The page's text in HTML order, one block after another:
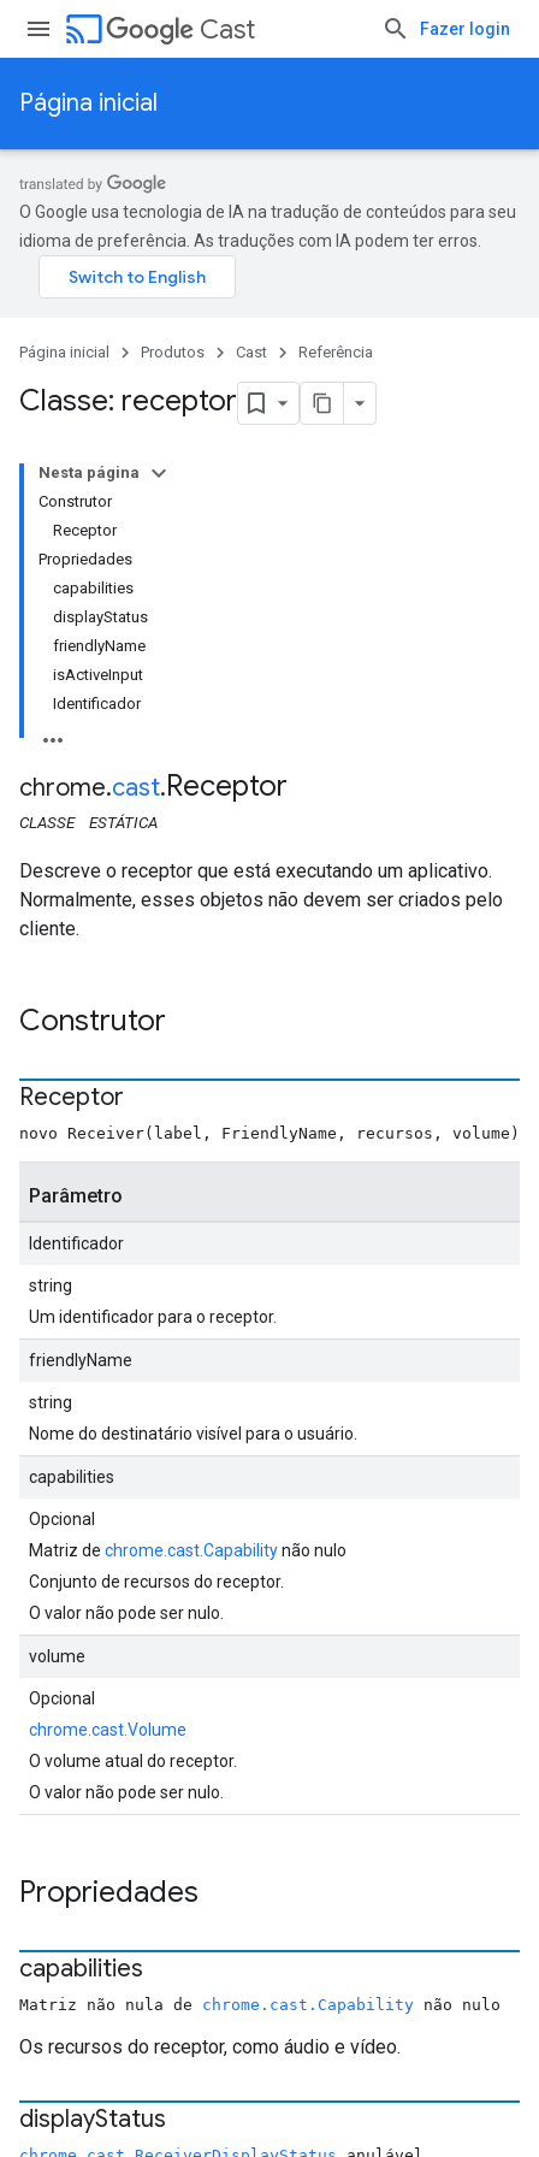
cast Cast Fazer login
Página inicial
O Google usa tecnologia de IA na tradução de conteúdos para seu
idioma de preferência. As traduções com IA podem ter erros.
Página inicial Produtos Cast Referência
Classe: receptor
Nesta página
Construtor
Receptor
Propriedades
capabilities
displayStatus
friendlyName
isActiveInput
Identificador
chrome.cast.Receptor
CLASSE ESTÁTICA
Descreve o receptor que está executando um aplicativo.
Normalmente, esses objetos não devem ser criados pelo
cliente.
Construtor
Receptor
novo Receiver(label, FriendlyName, recursos, volume)
Parâmetro
Identificador
string
Um identificador para o receptor.
friendlyName
string
Nome do destinatário visível para o usuário.
capabilities
Opcional
Matriz de chrome.cast.Capabilitynão nulo
Conjunto de recursos do receptor.
O valor não pode ser nulo.
volume
Opcional
chrome.cast.Volume
O volume atual do receptor.
O valor não pode ser nulo.
Propriedades
capabilities
Matriz não nula de chrome.cast.Capability não nulo
Os recursos do receptor, como áudio e vídeo.
displayStatus